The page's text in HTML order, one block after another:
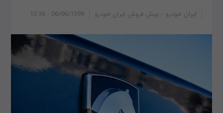
06/06/1399 - 13:36 ایران خودرو پیش فروش ایران خودرو